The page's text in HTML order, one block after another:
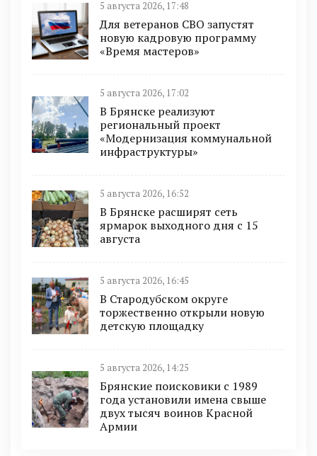
5 августа 2026, 17:48
Для ветеранов СВО запустят
новую кадровую программу
«Время мастеров»
5 августа 2026, 17:02
В Брянске реализуют
региональный проект
«Модернизация коммунальной
инфраструктуры»
5 августа 2026, 16:52
В Брянске расширят сеть
ярмарок выходного дня с 15
августа
5 августа 2026, 16:45
В Стародубском округе
торжественно открыли новую
детскую площадку
5 августа 2026, 14:25
Брянские поисковики с 1989
года установили имена свыше
двух тысяч воинов Красной
Армии